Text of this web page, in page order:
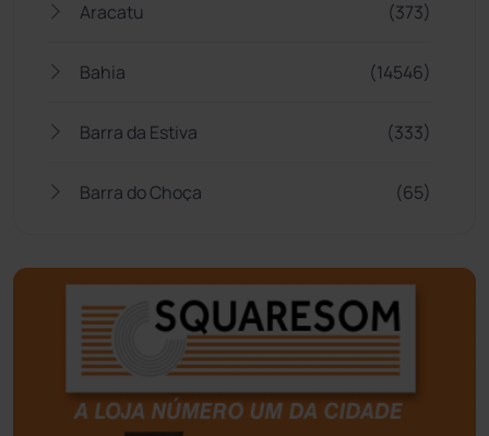
Aracatu (373)
Bahia (14546)
Barra da Estiva (333)
Barra do Choça (65)
Bom Jesus da Lapa (508)
Boquira (152)